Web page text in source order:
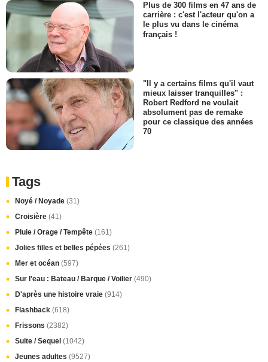
Plus de 300 films en 47 ans de
carrière : c'est l'acteur qu'on a
le plus vu dans le cinéma
français !
"Il y a certains films qu'il vaut
mieux laisser tranquilles" :
Robert Redford ne voulait
absolument pas de remake
pour ce classique des années
70
Tags
Noyé / Noyade (31)
Croisière (41)
Pluie / Orage / Tempête (161)
Jolies filles et belles pépées (261)
Mer et océan (597)
Sur l'eau : Bateau / Barque / Voilier (490)
D'après une histoire vraie (914)
Flashback (618)
Frissons (2382)
Suite / Sequel (1042)
Jeunes adultes (9527)